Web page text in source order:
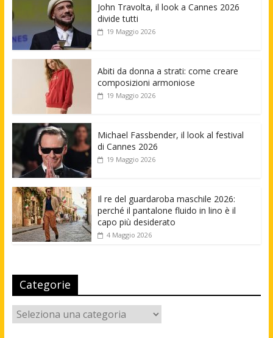
John Travolta, il look a Cannes 2026
divide tutti
19 Maggio 2026
Abiti da donna a strati: come creare
composizioni armoniose
19 Maggio 2026
Michael Fassbender, il look al festival
di Cannes 2026
19 Maggio 2026
Il re del guardaroba maschile 2026:
perché il pantalone fluido in lino è il
capo più desiderato
4 Maggio 2026
Categorie
Categorie